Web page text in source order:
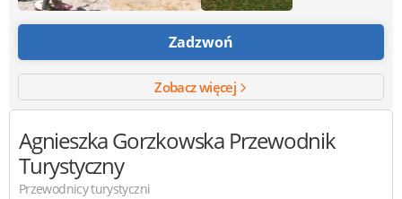
Zadzwoń
Zobacz więcej
Agnieszka Gorzkowska Przewodnik
Turystyczny
Przewodnicy turystyczni